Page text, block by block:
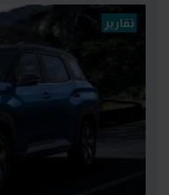
تقارير